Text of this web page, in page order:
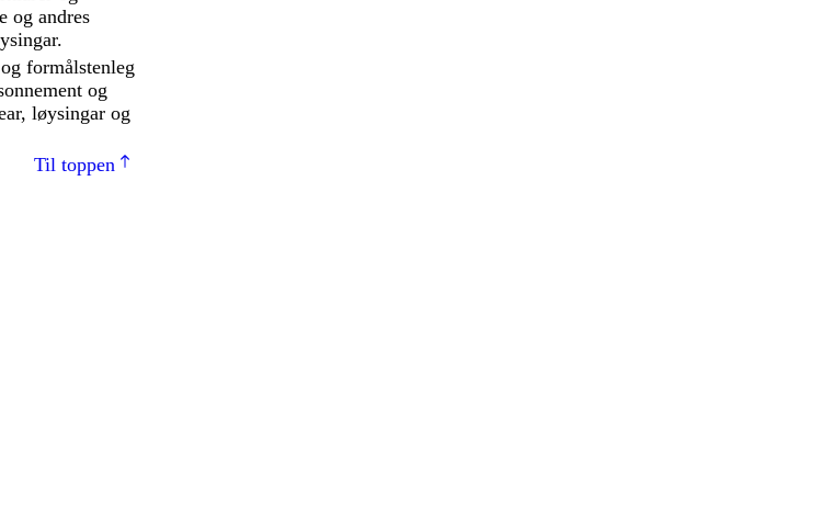
og andres
formålstenleg
og
løysingar og
Til toppen